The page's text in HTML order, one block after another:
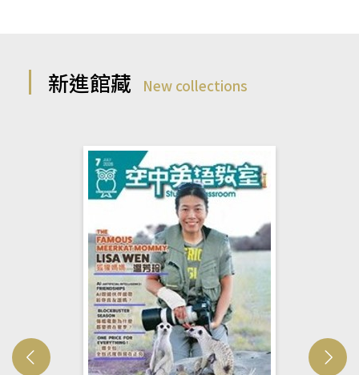
新進館藏 New collections